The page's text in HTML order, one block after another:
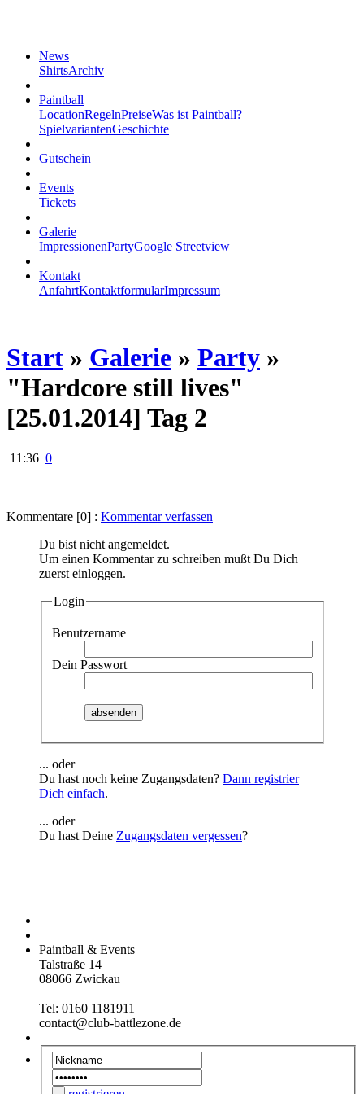
News
ShirtsArchiv
Paintball
LocationRegelnPreiseWas ist Paintball?
SpielvariantenGeschichte
Gutschein
Events
Tickets
Galerie
ImpressionenPartyGoogle Streetview
Kontakt
AnfahrtKontaktformularImpressum
Start » Galerie » Party »
"Hardcore still lives"
[25.01.2014] Tag 2
11:36 0
Kommentare [0] : Kommentar verfassen
Du bist nicht angemeldet.
Um einen Kommentar zu schreiben mußt Du Dich
zuerst einloggen.
Login
Benutzername
Dein Passwort
absenden
... oder
Du hast noch keine Zugangsdaten? Dann registrier
Dich einfach.
... oder
Du hast Deine Zugangsdaten vergessen?
Paintball & Events
Talstraße 14
08066 Zwickau
Tel: 0160 1181911
contact@club-battlezone.de